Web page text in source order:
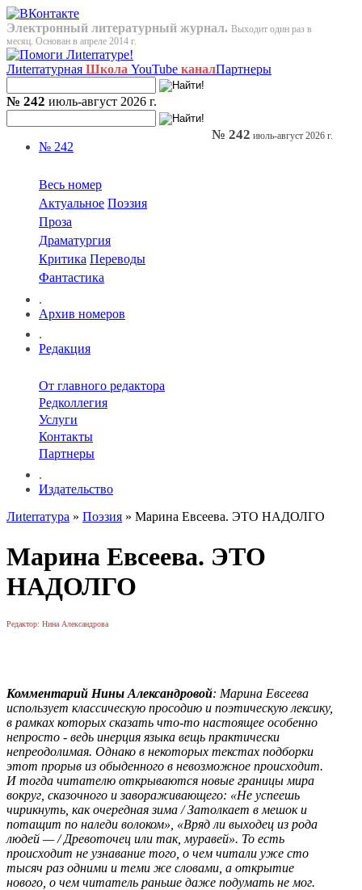
Электронный литературный журнал. Выходит один раз в
месяц. Основан в апреле 2014 г.
Лиterraтурная Школа YouTube каналПартнеры
№ 242 июль-август 2026 г.
№ 242
Весь номер
Актуальное Поэзия
Проза
Драматургия
Критика Переводы
Фантастика
.
Архив номеров
.
Редакция
От главного редактора
Редколлегия
Услуги
Контакты
Партнеры
.
Издательство
№ 242 июль-август 2026 г.
Лиterraтура » Поэзия » Марина Евсеева. ЭТО НАДОЛГО
Марина Евсеева. ЭТО
НАДОЛГО
Редактор: Нина Александрова
Комментарий Нины Александровой: Марина Евсеева
использует классическую просодию и поэтическую лексику,
в рамках которых сказать что-то настоящее особенно
непросто - ведь инерция языка вещь практически
непреодолимая. Однако в некоторых текстах подборки
этот прорыв из обыденного в невозможное происходит.
И тогда читателю открываются новые границы мира
вокруг, сказочного и завораживающего: «Не успеешь
чирикнуть, как очередная зима / Затолкает в мешок и
потащит по наледи волоком», «Вряд ли выходец из рода
людей — / Древоточец или так, муравей». То есть
происходит не узнавание того, о чем читали уже сто
тысяч раз одними и теми же словами, а открытие
нового, о чем читатель раньше даже подумать не мог.